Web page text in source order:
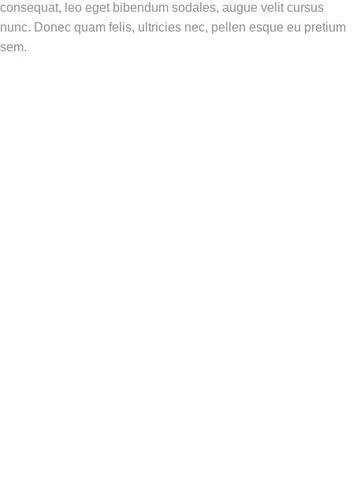
consequat, leo eget bibendum sodales, augue velit cursus
nunc. Donec quam felis, ultricies nec, pellen esque eu pretium
sem.